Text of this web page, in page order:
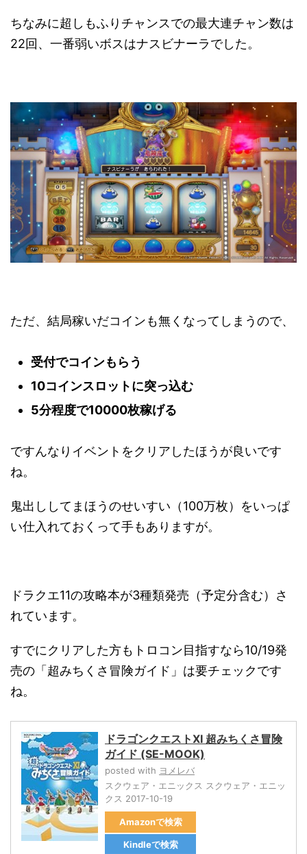
ちなみに超しもふりチャンスでの最大連チャン数は
22回、一番弱いボスはナスビナーラでした。
ただ、結局稼いだコインも無くなってしまうので、
受付でコインもらう
10コインスロットに突っ込む
5分程度で10000枚稼げる
ですんなりイベントをクリアしたほうが良いです
ね。
鬼出ししてまほうのせいすい（100万枚）をいっぱ
い仕入れておくって手もありますが。
ドラクエ11の攻略本が3種類発売（予定分含む）さ
れています。
すでにクリアした方もトロコン目指すなら10/19発
売の「超みちくさ冒険ガイド」は要チェックです
ね。
ドラゴンクエストXI 超みちくさ冒険
ガイド (SE-MOOK)
posted with ヨメレバ
スクウェア・エニックス スクウェア・エニッ
クス 2017-10-19
Amazonで検索
Kindleで検索